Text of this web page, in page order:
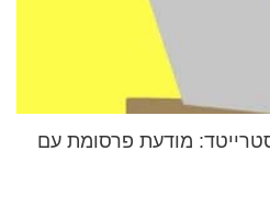
מודעת פרסומת עם